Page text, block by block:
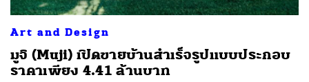
Art and Design
มูจิ (Muji) เปิดขายบ้านสำเร็จรูปแบบประกอบ
ราคาเพียง 4.41 ล้านบาท
SHARE TWEET LINE EMAIL